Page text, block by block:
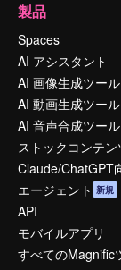
製品
Spaces
AI アシスタント
AI 画像生成ツール
AI 動画生成ツール
AI 音声合成ツール
ストックコンテン
Claude/ChatGPT
エージェント 新規
API
モバイルアプリ
すべてのMagnific